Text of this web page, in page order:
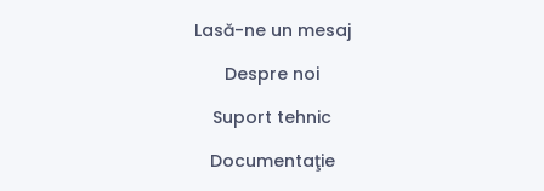
Lasă-ne un mesaj
Despre noi
Suport tehnic
Documentaţie